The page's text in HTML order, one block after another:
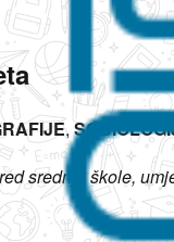
,
srednje škole,